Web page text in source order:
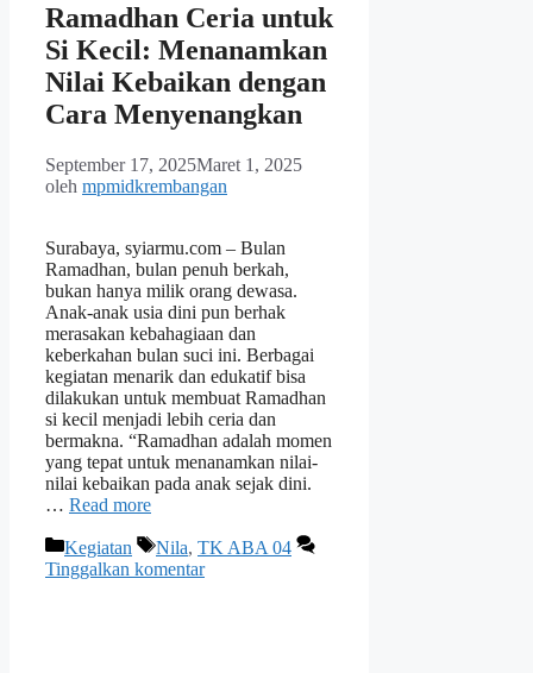
Ramadhan Ceria untuk
Si Kecil: Menanamkan
Nilai Kebaikan dengan
Cara Menyenangkan
September 17, 2025Maret 1, 2025
oleh mpmidkrembangan
Surabaya, syiarmu.com – Bulan
Ramadhan, bulan penuh berkah,
bukan hanya milik orang dewasa.
Anak-anak usia dini pun berhak
merasakan kebahagiaan dan
keberkahan bulan suci ini. Berbagai
kegiatan menarik dan edukatif bisa
dilakukan untuk membuat Ramadhan
si kecil menjadi lebih ceria dan
bermakna. “Ramadhan adalah momen
yang tepat untuk menanamkan nilai-
nilai kebaikan pada anak sejak dini.
… Read more
Kategori
Kegiatan Tag
Nila, TK ABA 04
Tinggalkan komentar